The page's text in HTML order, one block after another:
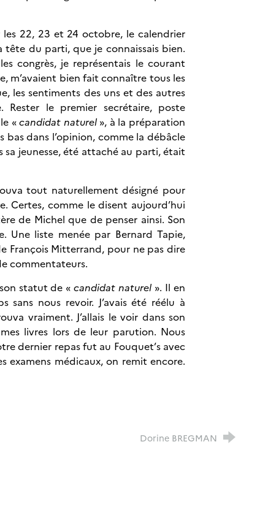
22, 23 et 24 octobre, le calendrier
tête du parti, que je connaissais bien.
congrès, je représentais le courant
m’avaient bien fait connaître tous les
les sentiments des uns et des autres
le premier secrétaire, poste
«candidat naturel », à la préparation
dans l’opinion, comme la débâcle
jeunesse, été attaché au parti, était
tout naturellement désigné pour
Certes, comme le disent aujourd’hui
de Michel que de penser ainsi. Son
Une liste menée par Bernard Tapie,
François Mitterrand, pour ne pas dire
commentateurs.
statut de «candidat naturel ». Il en
nous revoir. J’avais été réélu à
vraiment. J’allais le voir dans son
livres lors de leur parution. Nous
dernier repas fut au Fouquet’s avec
examens médicaux, on remit encore.
Dorine BREGMAN